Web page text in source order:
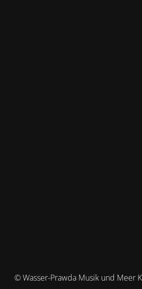
© Wasser-Prawda Musik und Meer